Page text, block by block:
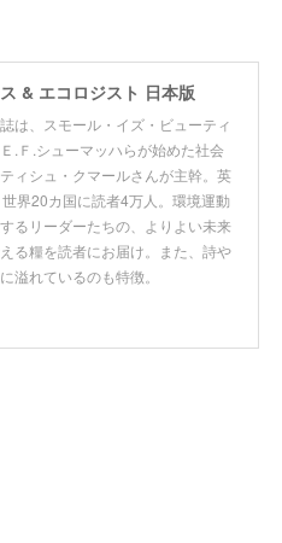
& エコロジスト 日本版
は、スモール・イズ・ビューティ
.Ｆ.シューマッハらが始めた社会
ィシュ・クマールさんが主幹。英
界20カ国に読者4万人。環境運動
るリーダーたちの、よりよい未来
る糧を読者にお届け。また、詩や
溢れているのも特徴。